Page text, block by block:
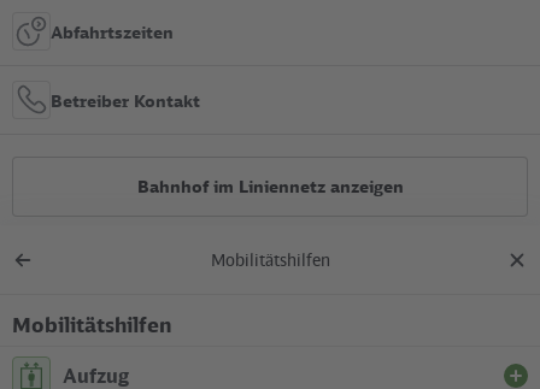
Abfahrtszeiten
Betreiber Kontakt
Zurück
Mobilitätshilfen
Mobilitätshilfen
Aufzug
Bahnhof im Liniennetz anzeigen
Alle Bauarbeiten
Lage in der Stadt